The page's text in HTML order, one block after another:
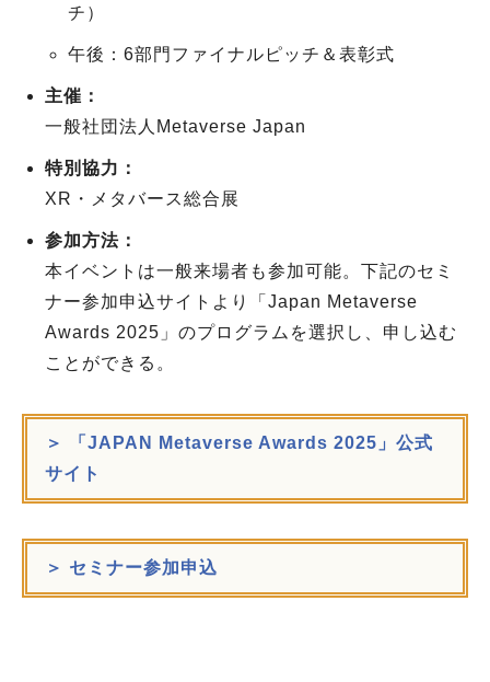
チ）
午後：6部門ファイナルピッチ＆表彰式
主催：
一般社団法人Metaverse Japan
特別協力：
XR・メタバース総合展
参加方法：
本イベントは一般来場者も参加可能。下記のセミ
ナー参加申込サイトより「Japan Metaverse
Awards 2025」のプログラムを選択し、申し込む
ことができる。
＞ 「JAPAN Metaverse Awards 2025」公式
サイト
＞ セミナー参加申込